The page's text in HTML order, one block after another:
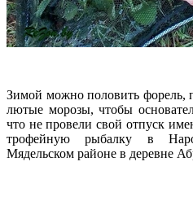
Зимой можно половить форель,
лютые морозы, чтобы
что не провели свой отпуск
трофейную рыбалку в
Мядельском районе в деревне